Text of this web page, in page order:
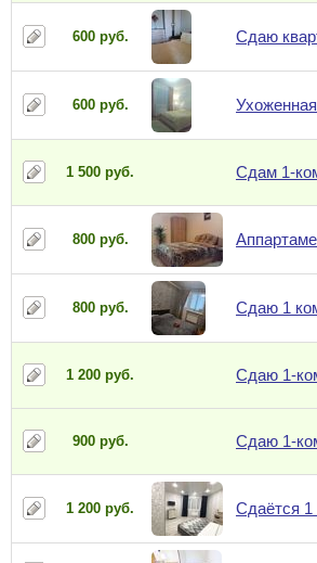
600 руб. Сдаю
600 руб.
1 500 руб. Сдам 1-
800 руб.
800 руб. Сдаю 1
1 200 руб. Сдаю 1-
900 руб. Сдаю 1-
1 200 руб. Сдаётся 1